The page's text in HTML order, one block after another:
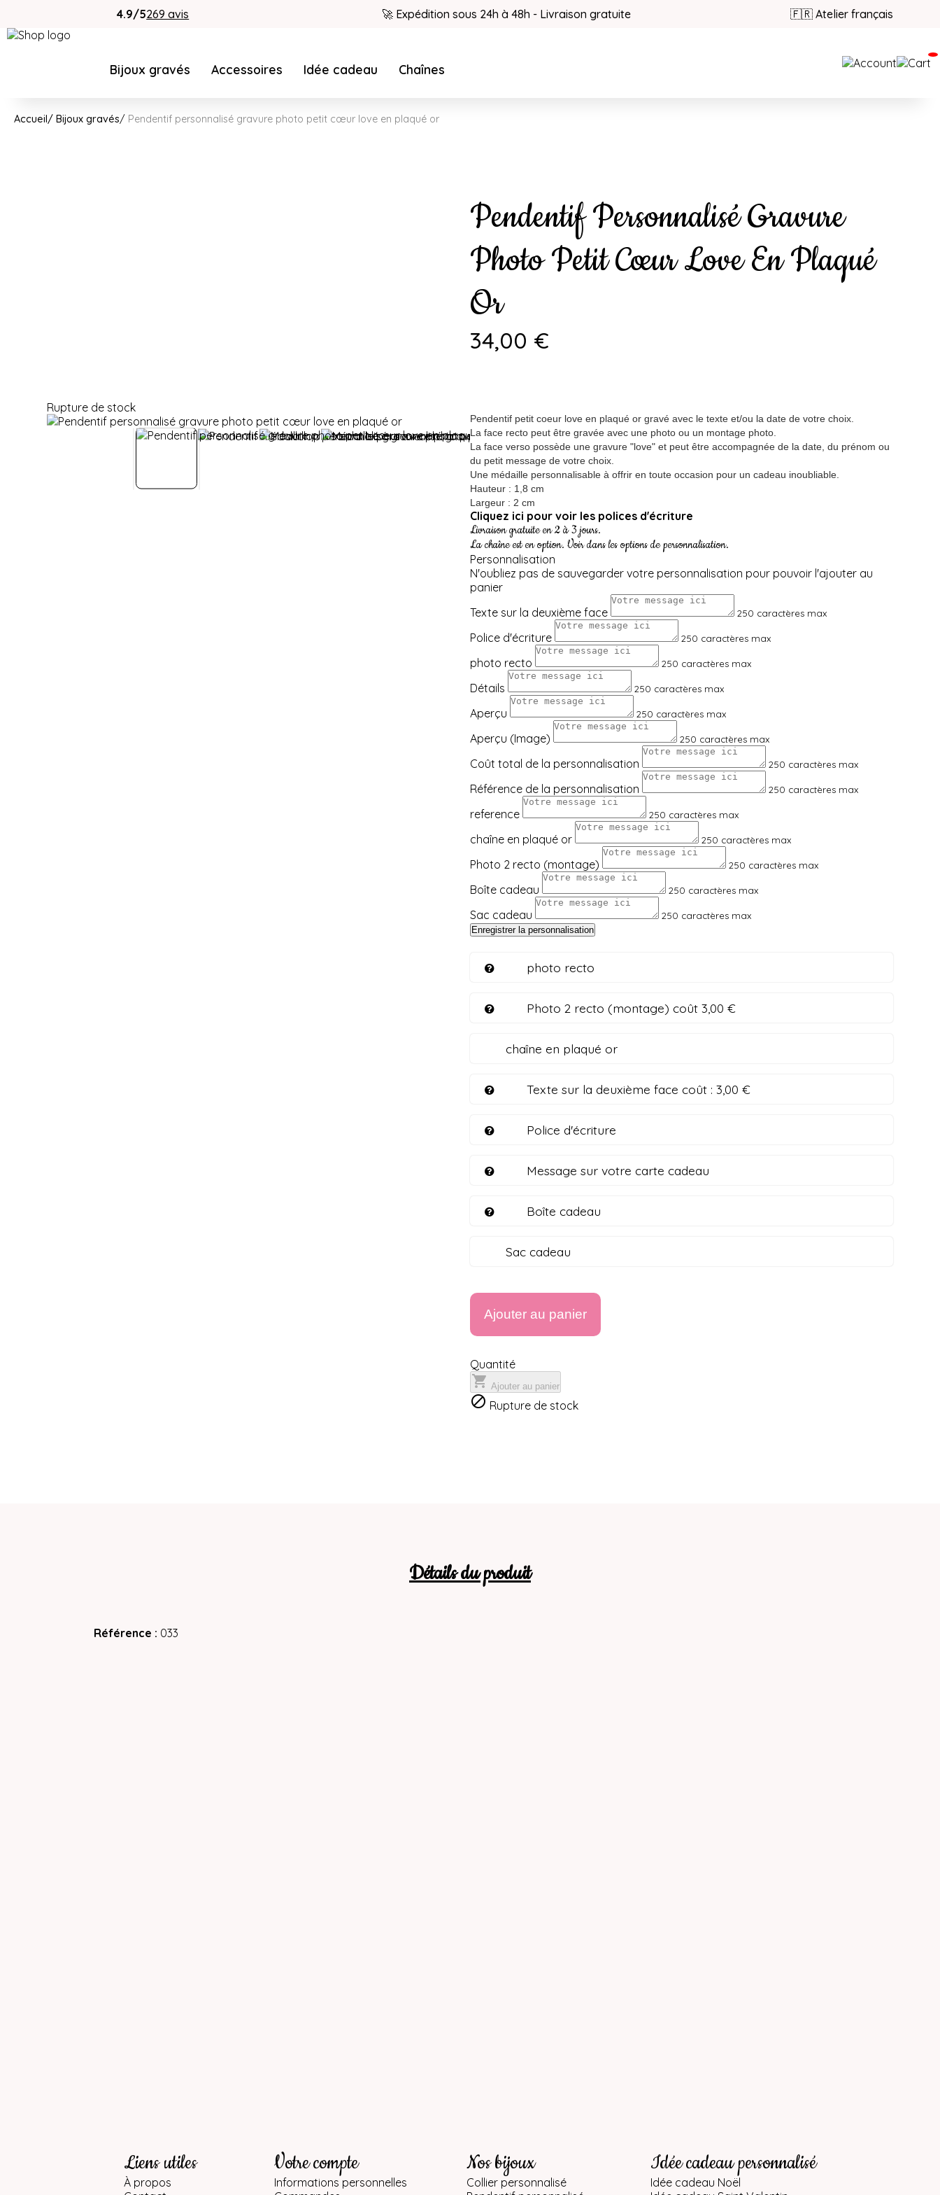
4.9/5269 avis 🚀 Expédition sous 24h à 48h - Livraison gratuite 🇫🇷 Atelier français
Bijoux gravés Accessoires Idée cadeau Chaînes
Accueil Bijoux gravés Pendentif personnalisé gravure photo petit cœur love en plaqué or
Rupture de stock
Pendentif Personnalisé Gravure
Photo Petit Cœur Love En Plaqué
Or
34,00 €
Pendentif petit coeur love en plaqué or gravé avec le texte et/ou la date de votre choix.
La face recto peut être gravée avec une photo ou un montage photo.
La face verso possède une gravure "love" et peut être accompagnée de la date, du prénom ou
du petit message de votre choix.
Une médaille personnalisable à offrir en toute occasion pour un cadeau inoubliable.
Hauteur : 1,8 cm
Largeur : 2 cm
Cliquez ici pour voir les polices d'écriture
Livraison gratuite en 2 à 3 jours.
La chaîne est en option. Voir dans les options de personnalisation.
Personnalisation
N'oubliez pas de sauvegarder votre personnalisation pour pouvoir l'ajouter au
panier
Texte sur la deuxième face
250 caractères max
Police d'écriture 250 caractères max
photo recto 250 caractères max
Détails 250 caractères max
Aperçu 250 caractères max
Aperçu (Image) 250 caractères max
Coût total de la personnalisation 250 caractères max
Référence de la personnalisation 250 caractères max
reference 250 caractères max
chaîne en plaqué or 250 caractères max
Photo 2 recto (montage) 250 caractères max
Boîte cadeau 250 caractères max
Sac cadeau 250 caractères max
Enregistrer la personnalisation
photo recto
Photo 2 recto (montage) coût 3,00 €
chaîne en plaqué or
Texte sur la deuxième face coût :3,00 €
Police d'écriture
Message sur votre carte cadeau
Boîte cadeau
Sac cadeau
Ajouter au panier
Quantité
 Ajouter au panier
 Rupture de stock
Détails du produit
Référence 033
Liens utiles
À propos
Votre compte
Informations personnelles
Nos bijoux
Collier personnalisé
Idée cadeau personnalisé
Idée cadeau Noël